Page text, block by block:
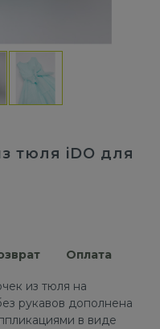
тюля iDO для
Оплата
из тюля на
рукавов дополнена
в виде